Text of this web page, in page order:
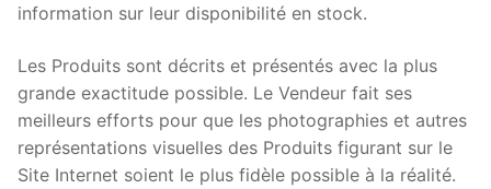
information sur leur disponibilité en stock.
Les Produits sont décrits et présentés avec la plus
grande exactitude possible. Le Vendeur fait ses
meilleurs efforts pour que les photographies et autres
représentations visuelles des Produits figurant sur le
Site Internet soient le plus fidèle possible à la réalité.